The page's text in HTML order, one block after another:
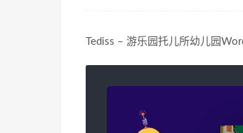
Tediss – 游乐园托儿所幼儿园